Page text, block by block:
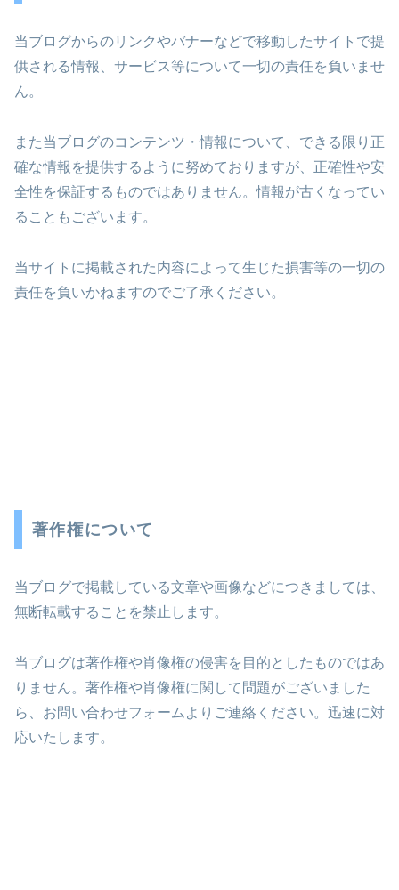
当ブログからのリンクやバナーなどで移動したサイトで提
供される情報、サービス等について一切の責任を負いませ
ん。
また当ブログのコンテンツ・情報について、できる限り正
確な情報を提供するように努めておりますが、正確性や安
全性を保証するものではありません。情報が古くなってい
ることもございます。
当サイトに掲載された内容によって生じた損害等の一切の
責任を負いかねますのでご了承ください。
著作権について
当ブログで掲載している文章や画像などにつきましては、
無断転載することを禁止します。
当ブログは著作権や肖像権の侵害を目的としたものではあ
りません。著作権や肖像権に関して問題がございました
ら、お問い合わせフォームよりご連絡ください。迅速に対
応いたします。